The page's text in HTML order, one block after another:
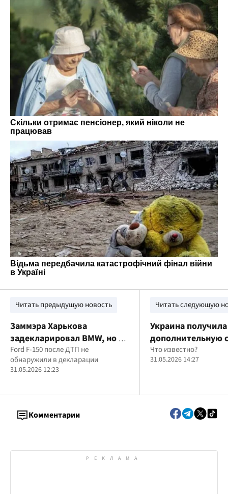
Читать предыдущую новость
Заммэра Харькова
задекларировал BMW, но не
указал Ford F-15, -
Absolution Leaks
Ford F-150 после ДТП не
обнаружили в декларации
31.05.2026 12:23
Читать следующую
Украина получила
дополнительную
IRIS-T от Германии
Что известно?
31.05.2026 14:27
Комментарии